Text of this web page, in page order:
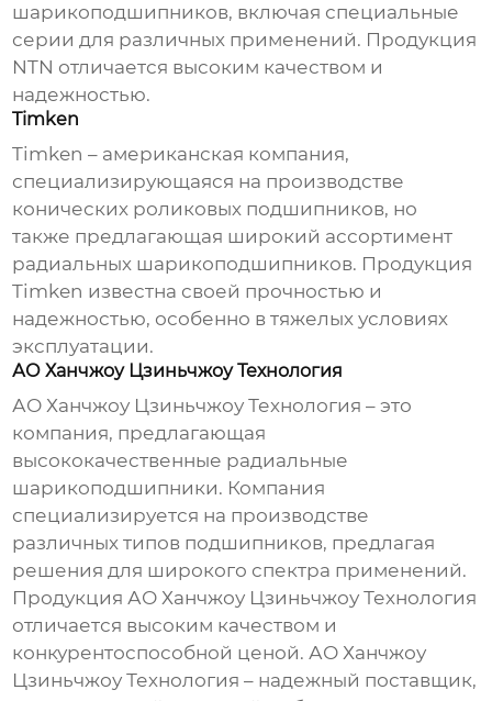
шарикоподшипников, включая специальные
серии для различных применений. Продукция
NTN отличается высоким качеством и
надежностью.
Timken
Timken – американская компания,
специализирующаяся на производстве
конических роликовых подшипников, но
также предлагающая широкий ассортимент
радиальных шарикоподшипников. Продукция
Timken известна своей прочностью и
надежностью, особенно в тяжелых условиях
эксплуатации.
АО Ханчжоу Цзиньчжоу Технология
АО Ханчжоу Цзиньчжоу Технология – это
компания, предлагающая
высококачественные радиальные
шарикоподшипники. Компания
специализируется на производстве
различных типов подшипников, предлагая
решения для широкого спектра применений.
Продукция АО Ханчжоу Цзиньчжоу Технология
отличается высоким качеством и
конкурентоспособной ценой.АО Ханчжоу
Цзиньчжоу Технология – надежный поставщик,